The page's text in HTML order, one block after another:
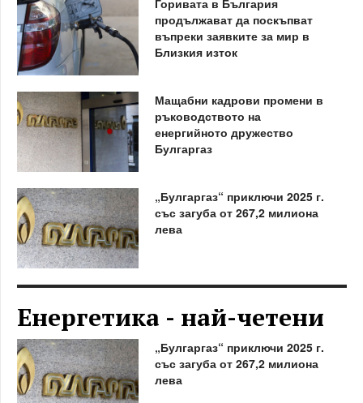
продължават да поскъпват
въпреки заявките за мир в
Близкия изток
Мащабни кадрови промени в
ръководството на
енергийното дружество
Булгаргаз
„Булгаргаз“ приключи 2025 г.
със загуба от 267,2 милиона
лева
Енергетика - най-четени
„Булгаргаз“ приключи 2025 г.
със загуба от 267,2 милиона
лева